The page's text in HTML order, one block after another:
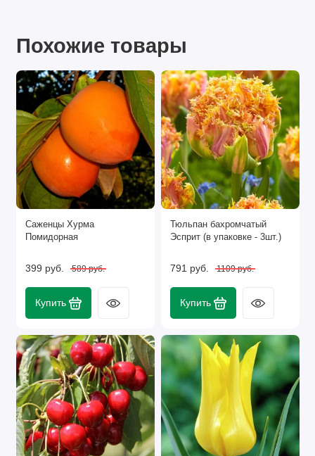
Похожие товары
Саженцы Хурма
Помидорная
399 руб. 589 руб.
Купить
Тюльпан бахромчатый
Эсприт (в упаковке - 3шт.)
791 руб. 1109 руб.
Купить